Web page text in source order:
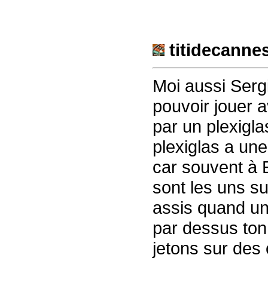
Moi aussi
pouvoir jouer
par un
plexiglas a
car souvent à
sont les uns
assis quand
par dessus
jetons sur des